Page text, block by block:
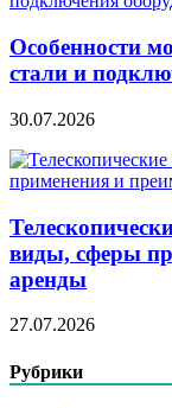
Особенности
стали и
30.07.2026
виды, сферы
аренды
27.07.2026
Рубрики